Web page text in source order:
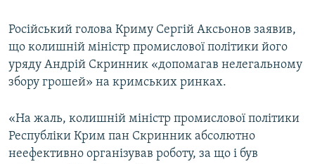
Усі сайти RFE/RL
Російський голова Криму Сергій Аксьонов заявив,
що колишній міністр промислової політики його
уряду Андрій Скринник «допомагав нелегальному
збору грошей» на кримських ринках.
«На жаль, колишній міністр промислової політики
Республіки Крим пан Скринник абсолютно
неефективно організував роботу, за що і був